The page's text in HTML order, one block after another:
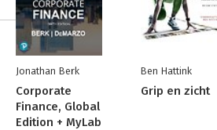
Jonathan Berk
Corporate
Finance, Global
Edition + MyLab
Ben Hattink
Grip en zicht